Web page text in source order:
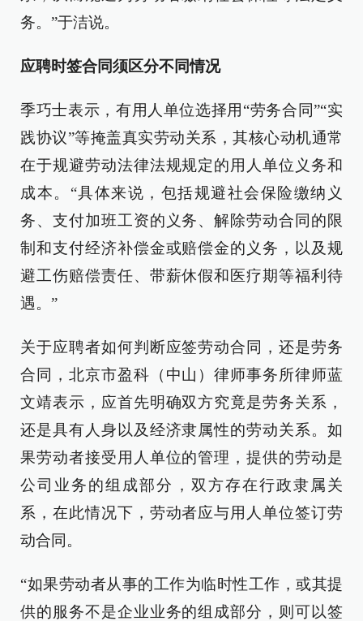
务。”于洁说。
应聘时签合同须区分不同情况
季巧士表示，有用人单位选择用“劳务合同”“实
践协议”等掩盖真实劳动关系，其核心动机通常
在于规避劳动法律法规规定的用人单位义务和
成本。“具体来说，包括规避社会保险缴纳义
务、支付加班工资的义务、解除劳动合同的限
制和支付经济补偿金或赔偿金的义务，以及规
避工伤赔偿责任、带薪休假和医疗期等福利待
遇。”
关于应聘者如何判断应签劳动合同，还是劳务
合同，北京市盈科（中山）律师事务所律师蓝
文靖表示，应首先明确双方究竟是劳务关系，
还是具有人身以及经济隶属性的劳动关系。如
果劳动者接受用人单位的管理，提供的劳动是
公司业务的组成部分，双方存在行政隶属关
系，在此情况下，劳动者应与用人单位签订劳
动合同。
“如果劳动者从事的工作为临时性工作，或其提
供的服务不是企业业务的组成部分，则可以签